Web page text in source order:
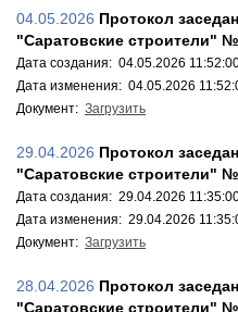
04.05.2026 Протокол
"Саратовские строители" №
Дата создания: 04.05.2026
Дата изменения: 04.05.2026
Документ: Загрузить
29.04.2026 Протокол
"Саратовские строители" №
Дата создания: 29.04.2026
Дата изменения: 29.04.2026
Документ: Загрузить
28.04.2026 Протокол
"Саратовские строители" №